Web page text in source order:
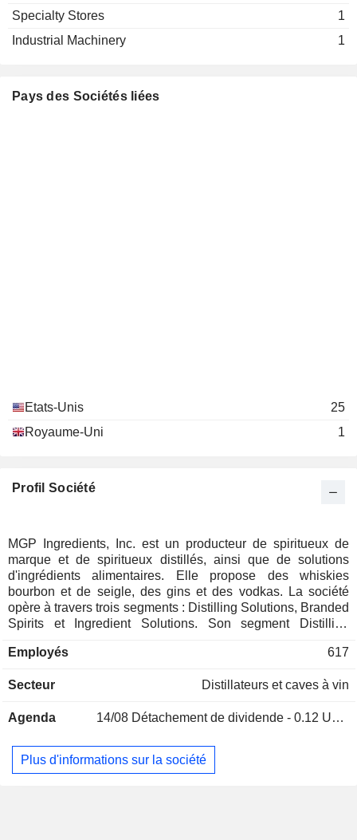
Beverages: Alcoholic
Specialty Stores
1
Industrial Machinery
1
Pays des Sociétés liées
Etats-Unis
25
Royaume-Uni
1
Profil Société
MGP Ingredients, Inc. est un producteur de spiritueux de
marque et de spiritueux distillés, ainsi que de solutions
d'ingrédients alimentaires. Elle propose des whiskies
bourbon et de seigle, des gins et des vodkas. La société
opère à travers trois segments : Distilling Solutions, Branded
Spirits et Ingredient Solutions. Son segment Distilling
(notamment le seigle, l'orge, le blé, le malt d'orge et le milo)
distillerie, tels que les drêches de distillerie, qui sont
l'Indiana, et de Bardstown, dans le Kentucky. Le segment «
qu’elle produit dans ses distilleries et ses installations
d’embouteillage et vend à des distributeurs ou à des
Employés 617
Secteur Distillateurs et caves à vin
Agenda 14/08 Détachement de dividende - 0.12 USD
Plus d'informations sur la société